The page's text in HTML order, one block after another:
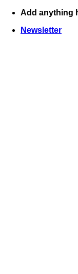
Skip
content
Add anything
Newsletter